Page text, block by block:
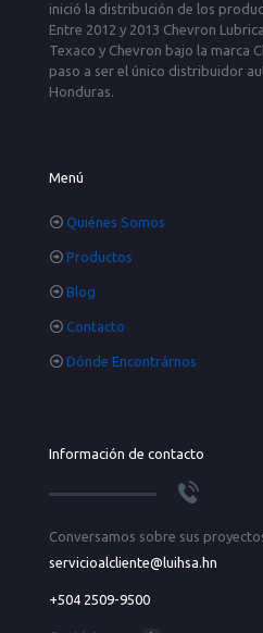
inició la distribución de los
Entre 2012 y 2013 Chevron
Texaco y Chevron bajo la marca
paso a ser el único distribuidor
Honduras.
Menú
Quiénes Somos
Productos
Blog
Contacto
Dónde Encontrárnos
Información de contacto
Conversamos sobre sus
servicioalcliente@luihsa.hn
+504 2509-9500